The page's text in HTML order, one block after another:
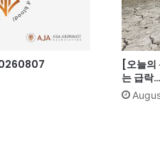
[오늘의
는 급락